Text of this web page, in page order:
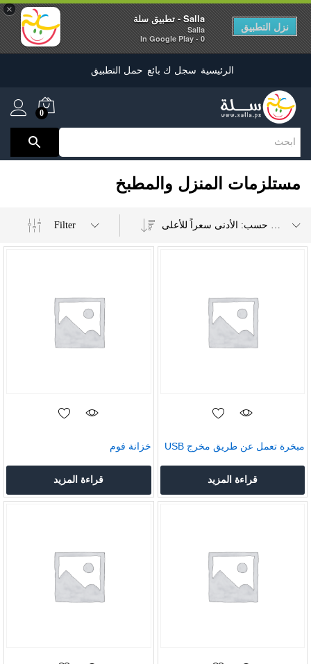
×
Salla - تطبيق سلة
Salla
0 - In Google Play
نزل التطبيق
الرئيسية سجل ك بائع حمل التطبيق
0
مستلزمات المنزل والمطبخ
Filter ترتيب حسب: الأدنى سعراً للأعلى
مبخرة تعمل عن طريق مخرج USB
قراءة المزيد
خزانة فوم
قراءة المزيد